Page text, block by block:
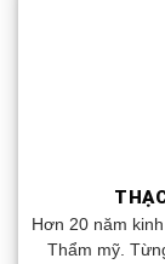
Hơn 20 năm
Thẩm mỹ.